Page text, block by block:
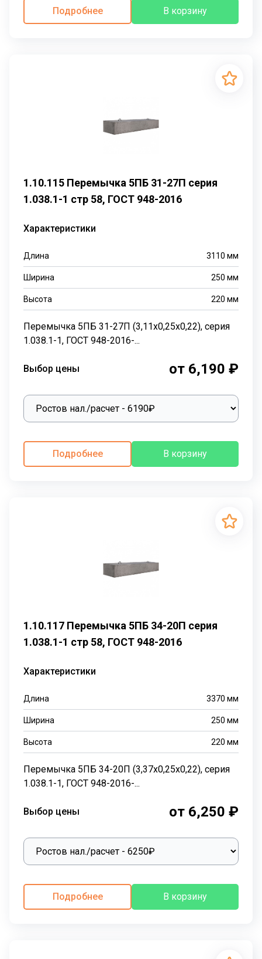
Подробнее В корзину
1.10.115 Перемычка 5ПБ 31-27П серия
1.038.1-1 стр 58, ГОСТ 948-2016
Характеристики
Длина 3110 мм
Ширина 250 мм
Высота 220 мм
Перемычка 5ПБ 31-27П (3,11х0,25х0,22), серия
1.038.1-1, ГОСТ 948-2016-...
Выбор цены от 6,190 ₽
Подробнее В корзину
1.10.117 Перемычка 5ПБ 34-20П серия
1.038.1-1 стр 58, ГОСТ 948-2016
Характеристики
Длина 3370 мм
Ширина 250 мм
Высота 220 мм
Перемычка 5ПБ 34-20П (3,37х0,25х0,22), серия
1.038.1-1, ГОСТ 948-2016-...
Выбор цены от 6,250 ₽
Подробнее В корзину